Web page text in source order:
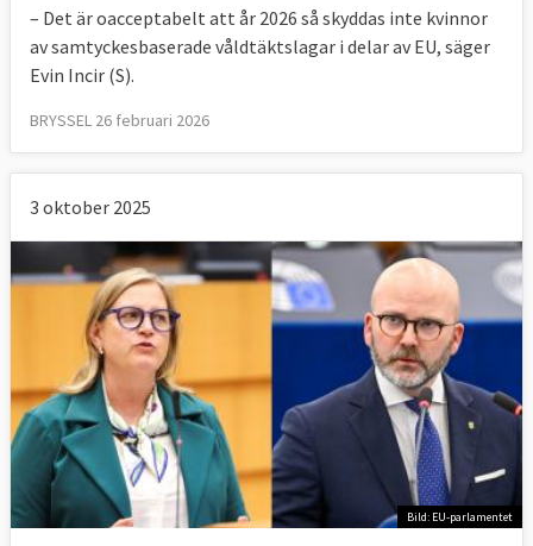
– Det är oacceptabelt att år 2026 så skyddas inte kvinnor
av samtyckesbaserade våldtäktslagar i delar av EU, säger
Evin Incir (S).
BRYSSEL 26 februari 2026
3 oktober 2025
Bild: EU-parlamentet